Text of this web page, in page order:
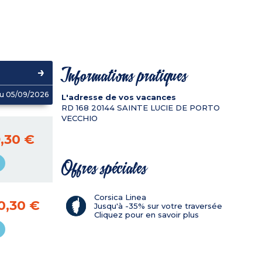
05/09/2026
€
€
Informations pratiques
L'adresse de vos vacances
RD 168 20144 SAINTE LUCIE DE PORTO
VECCHIO
Offres spéciales
Corsica Linea
Jusqu'à -35% sur votre traversée
Cliquez pour en savoir plus